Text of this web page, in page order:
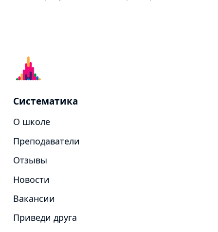
Систематика
О школе
Преподаватели
Отзывы
Новости
Вакансии
Приведи друга